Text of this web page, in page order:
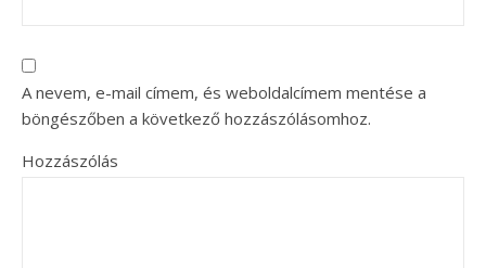
A nevem, e-mail címem, és weboldalcímem mentése a
böngészőben a következő hozzászólásomhoz.
Hozzászólás